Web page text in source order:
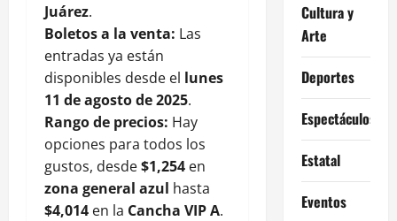
Juárez.
Boletos a la venta: Las
entradas ya están
disponibles desde el lunes
11 de agosto de 2025.
Rango de precios: Hay
opciones para todos los
gustos, desde$1,254 en
zona general azul hasta
$4,014 en la Cancha VIP A.
Cultura y
Arte
Deportes
Espectáculos
Estatal
Eventos